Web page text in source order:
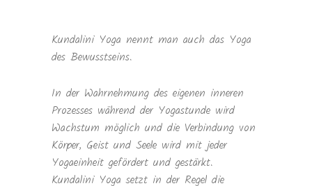
Kundalini Yoga nennt man auch das Yoga
des Bewusstseins.
In der Wahrnehmung des eigenen inneren
Prozesses während der Yogastunde wird
Wachstum möglich und die Verbindung von
Körper, Geist und Seele wird mit jeder
Yogaeinheit gefördert und gestärkt.
Kundalini Yoga setzt in der Regel die